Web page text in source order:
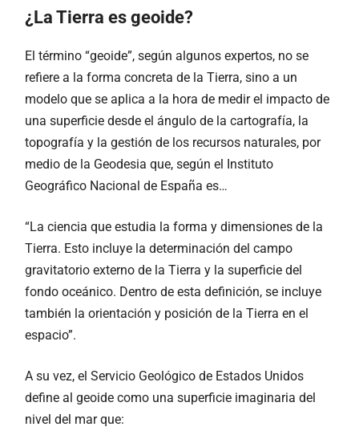
¿La Tierra es geoide?
El término “geoide”, según algunos expertos, no se
refiere a la forma concreta de la Tierra, sino a un
modelo que se aplica a la hora de medir el impacto de
una superficie desde el ángulo de la cartografía, la
topografía y la gestión de los recursos naturales, por
medio de la Geodesia que, según el Instituto
Geográfico Nacional de España es…
“La ciencia que estudia la forma y dimensiones de la
Tierra. Esto incluye la determinación del campo
gravitatorio externo de la Tierra y la superficie del
fondo oceánico. Dentro de esta definición, se incluye
también la orientación y posición de la Tierra en el
espacio”.
A su vez, el Servicio Geológico de Estados Unidos
define al geoide como una superficie imaginaria del
nivel del mar que: